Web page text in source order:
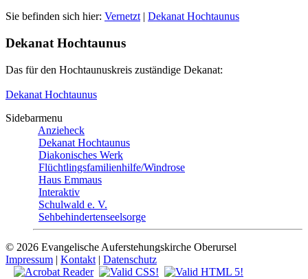
Sie befinden sich hier: Vernetzt | Dekanat Hochtaunus
Dekanat Hochtaunus
Das für den Hochtaunuskreis zuständige Dekanat:
Dekanat Hochtaunus
Sidebarmenu
Anzieheck
Dekanat Hochtaunus
Diakonisches Werk
Flüchtlingsfamilienhilfe/Windrose
Haus Emmaus
Interaktiv
Schulwald e. V.
Sehbehindertenseelsorge
© 2026 Evangelische Auferstehungskirche Oberursel
Impressum | Kontakt | Datenschutz